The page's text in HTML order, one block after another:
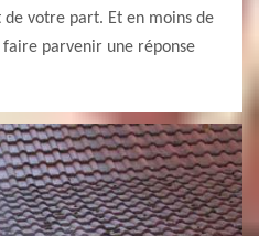
votre part. Et en moins de
faire parvenir une réponse